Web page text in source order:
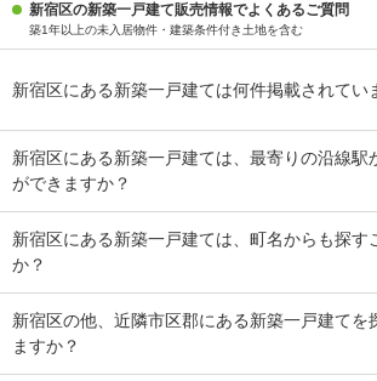
新宿区の新築一戸建て販売情報でよくあるご質問
築1年以上の未入居物件・建築条件付き土地を含む
新宿区にある新築一戸建ては何件掲載されてい
新宿区にある新築一戸建ては、最寄りの沿線駅
ができますか？
新宿区にある新築一戸建ては、町名からも探す
か？
新宿区の他、近隣市区郡にある新築一戸建てを
ますか？